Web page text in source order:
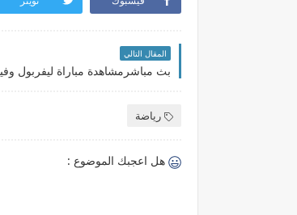
المقال التالي
رياضة
هل اعجبك الموضوع :